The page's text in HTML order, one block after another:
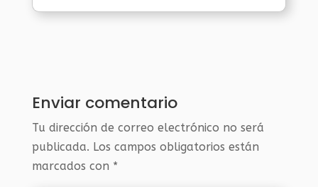
Enviar comentario
Tu dirección de correo electrónico no será
publicada. Los campos obligatorios están
marcados con *